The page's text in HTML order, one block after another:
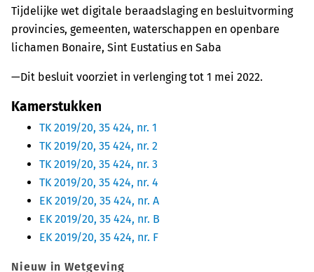
Tijdelijke wet digitale beraadslaging en besluitvorming
provincies, gemeenten, waterschappen en openbare
lichamen Bonaire, Sint Eustatius en Saba
—Dit besluit voorziet in verlenging tot 1 mei 2022.
Kamerstukken
TK 2019/20, 35 424, nr. 1
TK 2019/20, 35 424, nr. 2
TK 2019/20, 35 424, nr. 3
TK 2019/20, 35 424, nr. 4
EK 2019/20, 35 424, nr. A
EK 2019/20, 35 424, nr. B
EK 2019/20, 35 424, nr. F
Nieuw in Wetgeving